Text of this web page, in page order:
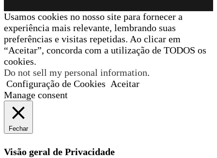
Usamos cookies no nosso site para fornecer a
experiência mais relevante, lembrando suas
preferências e visitas repetidas. Ao clicar em
“Aceitar”, concorda com a utilização de TODOS os
cookies.
Do not sell my personal information.
Configuração de Cookies Aceitar
Manage consent
Fechar
Visão geral de Privacidade